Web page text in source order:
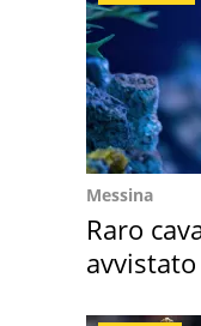
Messina
Raro